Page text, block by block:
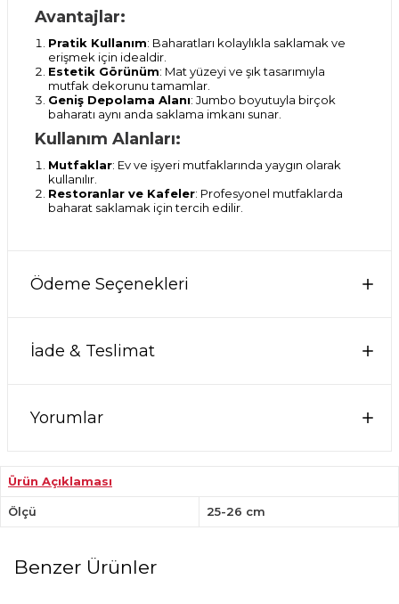
Avantajlar:
Pratik Kullanım: Baharatları kolaylıkla saklamak ve
erişmek için idealdir.
Estetik Görünüm: Mat yüzeyi ve şık tasarımıyla
mutfak dekorunu tamamlar.
Geniş Depolama Alanı: Jumbo boyutuyla birçok
baharatı aynı anda saklama imkanı sunar.
Kullanım Alanları:
Mutfaklar: Ev ve işyeri mutfaklarında yaygın olarak
kullanılır.
Restoranlar ve Kafeler: Profesyonel mutfaklarda
baharat saklamak için tercih edilir.
Ödeme Seçenekleri
İade & Teslimat
Yorumlar
Ürün Açıklaması
Ölçü 25-26 cm
Benzer Ürünler